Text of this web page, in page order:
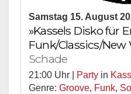
Samstag 15. August
»Kassels Disko für
Funk/Classics/New
Schade
21:00 Uhr | Party in
Genre: Groove, Funk,